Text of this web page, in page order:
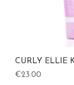
CURLY ELLIE
Kaina
€23.00